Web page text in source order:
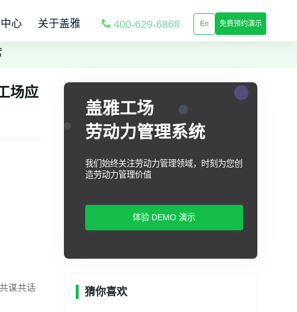
心 关于盖雅 400-629-6868 En 免费预约演示
场应
谋共话
盖雅工场
劳动力管理系统
我们始终关注劳动力管理领域，时刻为您创
造劳动力管理价值
体验 DEMO 演示
猜你喜欢